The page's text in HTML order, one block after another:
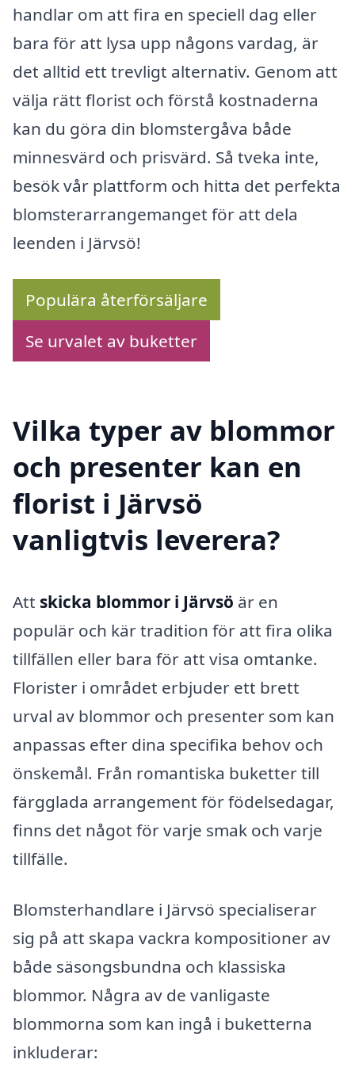
handlar om att fira en speciell dag eller
bara för att lysa upp någons vardag, är
det alltid ett trevligt alternativ. Genom att
välja rätt florist och förstå kostnaderna
kan du göra din blomstergåva både
minnesvärd och prisvärd. Så tveka inte,
besök vår plattform och hitta det perfekta
blomsterarrangemanget för att dela
leenden i Järvsö!
Populära återförsäljare
Se urvalet av buketter
Vilka typer av blommor
och presenter kan en
florist i Järvsö
vanligtvis leverera?
Att skicka blommor i Järvsö är en
populär och kär tradition för att fira olika
tillfällen eller bara för att visa omtanke.
Florister i området erbjuder ett brett
urval av blommor och presenter som kan
anpassas efter dina specifika behov och
önskemål. Från romantiska buketter till
färgglada arrangement för födelsedagar,
finns det något för varje smak och varje
tillfälle.
Blomsterhandlare i Järvsö specialiserar
sig på att skapa vackra kompositioner av
både säsongsbundna och klassiska
blommor. Några av de vanligaste
blommorna som kan ingå i buketterna
inkluderar: